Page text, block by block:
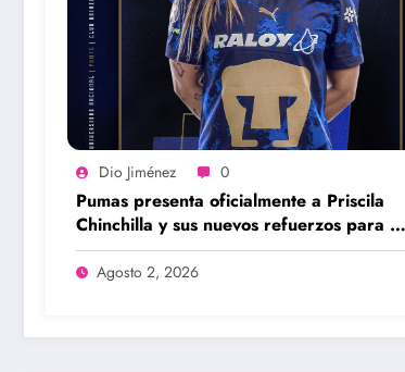
Dio Jiménez 0
Pumas presenta oficialmente a Priscila
Chinchilla y sus nuevos refuerzos para el
Apertura 2026
Agosto 2, 2026